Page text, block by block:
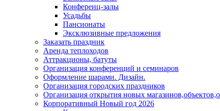
Конференц-залы
Усадьбы
Пансионаты
Эксклюзивные предложения
Заказать праздник
Аренда теплоходов
Аттракционы, батуты
Организация конференций и семинаров
Оформление шарами. Дизайн.
Организация городских праздников
Организация открытия новых
Корпоративный Новый год 2026